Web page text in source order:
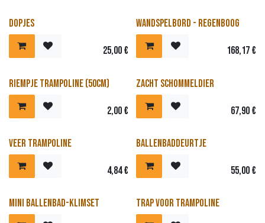
Dopjes
25,00€
Nieuw!
Wandspelbord - Regenboog
168,17€
Riempje trampoline (50cm)
2,00€
Nieuw!
Zacht schommeldier
67,90€
Veer trampoline
4,84€
Ballenbaddeurtje
55,00€
Nieuw!
Mini Ballenbad-klimset Trap voor trampoline